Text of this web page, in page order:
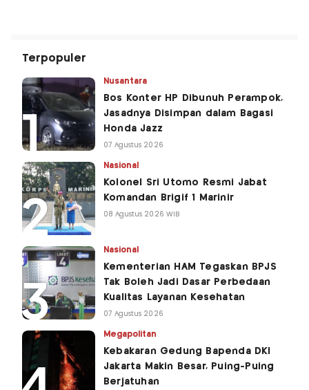
Terpopuler
Nusantara
Bos Konter HP Dibunuh Perampok,
Jasadnya Disimpan dalam Bagasi
Honda Jazz
07 Agustus 2026
Nasional
Kolonel Sri Utomo Resmi Jabat
Komandan Brigif 1 Marinir
08 Agustus 2026 WIB
Nasional
Kementerian HAM Tegaskan BPJS
Tak Boleh Jadi Dasar Perbedaan
Kualitas Layanan Kesehatan
07 Agustus 2026
Megapolitan
Kebakaran Gedung Bapenda DKI
Jakarta Makin Besar, Puing-Puing
Berjatuhan